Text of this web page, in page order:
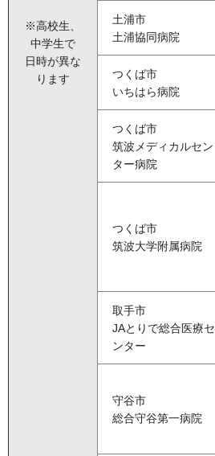
※高校生、
中学生で
日時が異な
ります
土浦市
土浦協同病院
つくば市
いちはら病院
つくば市
筑波メディカルセン
ター病院
つくば市
筑波大学附属病院
取手市
JAとりで総合医療セ
ンター
守谷市
総合守谷第一病院